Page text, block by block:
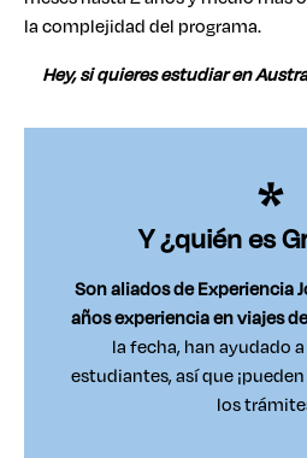
la complejidad del programa.
Hey, si quieres estudiar en
Y ¿quién es
Son aliados de Experiencia
años experiencia en viajes
la fecha, han ayudado
estudiantes, así que
los